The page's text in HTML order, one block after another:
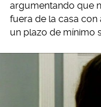
argumentando que
fuera de la casa
un plazo de mínimo